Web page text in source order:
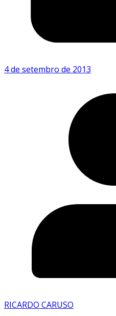
4 de setembro de 2013
RICARDO CARUSO